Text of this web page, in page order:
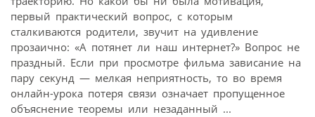
первый практический вопрос, с которым
сталкиваются родители, звучит на удивление
прозаично: «А потянет ли наш интернет?» Вопрос не
праздный. Если при просмотре фильма зависание на
пару секунд — мелкая неприятность, то во время
онлайн-урока потеря связи означает пропущенное
объяснение теоремы или незаданный ...